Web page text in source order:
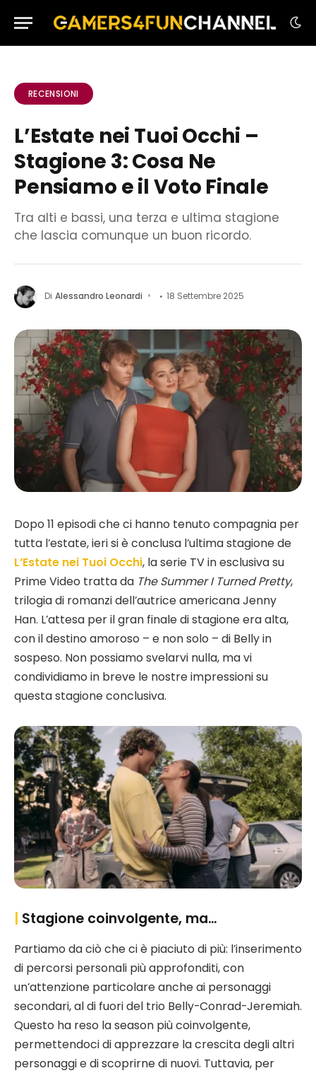
RECENSIONI
L’Estate nei Tuoi Occhi –
Stagione 3: Cosa Ne
Pensiamo e il Voto Finale
Tra alti e bassi, una terza e ultima stagione
che lascia comunque un buon ricordo.
Di Alessandro Leonardi 18 Settembre 2025
Dopo 11 episodi che ci hanno tenuto compagnia per
tutta l’estate, ieri si è conclusa l’ultima stagione de
L’Estate nei Tuoi Occhi, la serie TV in esclusiva su
Prime Video tratta da The Summer I Turned Pretty,
trilogia di romanzi dell’autrice americana Jenny
Han. L’attesa per il gran finale di stagione era alta,
con il destino amoroso – e non solo – di Belly in
sospeso. Non possiamo svelarvi nulla, ma vi
condividiamo in breve le nostre impressioni su
questa stagione conclusiva.
Stagione coinvolgente, ma…
Partiamo da ciò che ci è piaciuto di più: l’inserimento
di percorsi personali più approfonditi, con
un’attenzione particolare anche ai personaggi
secondari, al di fuori del trio Belly-Conrad-Jeremiah.
Questo ha reso la season più coinvolgente,
permettendoci di apprezzare la crescita degli altri
personaggi e di scoprirne di nuovi. Tuttavia, per